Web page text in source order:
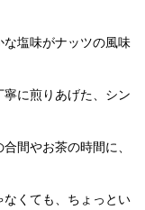
塩味がナッツの風味
に煎りあげた、シン
間やお茶の時間に、
くても、ちょっとい